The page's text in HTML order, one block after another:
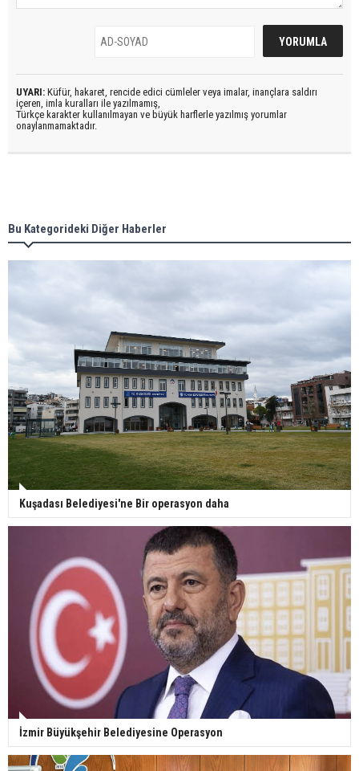
UYARI: Küfür, hakaret, rencide edici cümleler veya imalar, inançlara saldırı
içeren, imla kuralları ile yazılmamış,
Türkçe karakter kullanılmayan ve büyük harflerle yazılmış yorumlar
onaylanmamaktadır.
Bu Kategorideki Diğer Haberler
Kuşadası Belediyesi'ne Bir operasyon daha
İzmir Büyükşehir Belediyesine Operasyon